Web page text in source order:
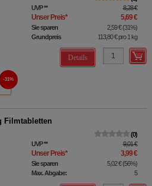
UVP** 8,28 €
Unser Preis* 5,69 €
Sie sparen 2,59 €(31%)
Grundpreis
113,80 €pro 1 kg
Details
31%
Filmtabletten
0
UVP** 9,01 €
Unser Preis* 3,99 €
Sie sparen 5,02 €(56%)
Max. Abgabe:
5